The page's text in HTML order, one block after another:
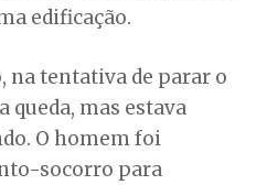
edificação.
na tentativa de parar o
queda, mas estava
O homem foi
socorro para